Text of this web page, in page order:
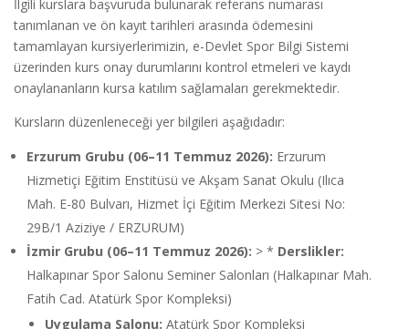
İlgili kurslara başvuruda bulunarak referans numarası
tanımlanan ve ön kayıt tarihleri arasında ödemesini
tamamlayan kursiyerlerimizin, e-Devlet Spor Bilgi Sistemi
üzerinden kurs onay durumlarını kontrol etmeleri ve kaydı
onaylananların kursa katılım sağlamaları gerekmektedir.
Kursların düzenleneceği yer bilgileri aşağıdadır:
Erzurum Grubu (06–11 Temmuz 2026): Erzurum
Hizmetiçi Eğitim Enstitüsü ve Akşam Sanat Okulu (Ilıca
Mah. E-80 Bulvarı, Hizmet İçi Eğitim Merkezi Sitesi No:
29B/1 Aziziye / ERZURUM)
İzmir Grubu (06–11 Temmuz 2026): > * Derslikler:
Halkapınar Spor Salonu Seminer Salonları (Halkapınar Mah.
Fatih Cad. Atatürk Spor Kompleksi)
Uygulama Salonu: Atatürk Spor Kompleksi